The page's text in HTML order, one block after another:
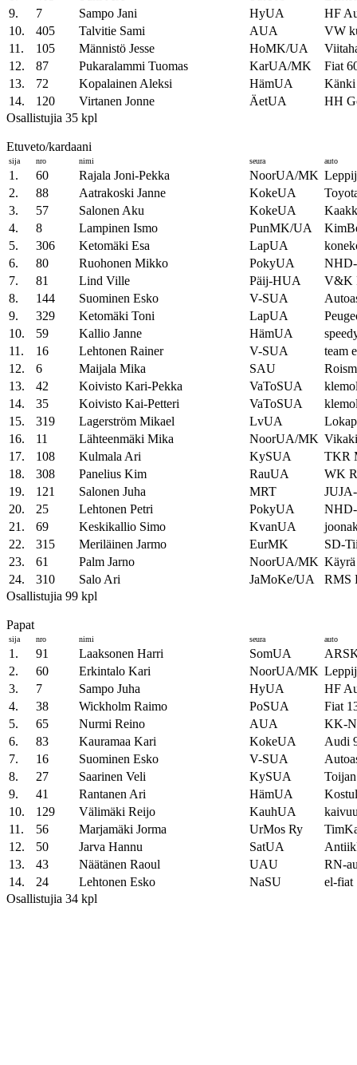
9.
7 Sampo Jani HyUA
HF
10.
405 Talvitie Sami AUA
VW
11.
105 Männistö Jesse HoMK/UA
12.
87 Pukaralammi Tuomas KarUA/MK
Fiat
13.
72 Kopalainen Aleksi HämUA
Känki
14.
120 Virtanen Jonne ÄetUA
HH
Osallistujia 35 kpl
Etuveto/kardaani
sija nro nimi seura auto
1. 60 Rajala Joni-Pekka NoorUA/MK
2.
88 Aatrakoski Janne KokeUA
3.
57 Salonen Aku KokeUA
4.
8 Lampinen Ismo PunMK/UA
5.
306 Ketomäki Esa LapUA
6.
80 Ruohonen Mikko PokyUA
NHD-
7.
81 Lind Ville Päij-HUA
V&K
8.
144 Suominen Esko V-SUA
9.
329 Ketomäki Toni LapUA
10.
59 Kallio Janne HämUA
11.
16 Lehtonen Rainer V-SUA
team
12.
6 Maijala Mika SAU
13.
42 Koivisto Kari-Pekka VaToSUA
14.
35 Koivisto Kai-Petteri VaToSUA
15.
319 Lagerström Mikael LvUA
16.
11 Lähteenmäki Mika NoorUA/MK
17.
108 Kulmala Ari KySUA
TKR
18.
308 Panelius Kim RauUA
WK
19.
121 Salonen Juha MRT
20.
25 Lehtonen Petri PokyUA
NHD-
21.
69 Keskikallio Simo KvanUA
22.
315 Meriläinen Jarmo EurMK
SD-
23.
61 Palm Jarno NoorUA/MK
24.
310 Salo Ari JaMoKe/UA
RMS
Osallistujia 99 kpl
Papat
sija nro nimi seura auto
1. 91 Laaksonen Harri SomUA
2.
60 Erkintalo Kari NoorUA/MK
3.
7 Sampo Juha HyUA
HF
4.
38 Wickholm Raimo PoSUA
Fiat
5.
65 Nurmi Reino AUA
KK-
6.
83 Kauramaa Kari KokeUA
Audi
7.
16 Suominen Esko V-SUA
8.
27 Saarinen Veli KySUA
9.
41 Rantanen Ari HämUA
10.
129 Välimäki Reijo KauhUA
11.
56 Marjamäki Jorma UrMos Ry
12.
50 Jarva Hannu SatUA
13.
43 Näätänen Raoul UAU
RN-
14.
24 Lehtonen Esko NaSU
el-fiat
Osallistujia 34 kpl